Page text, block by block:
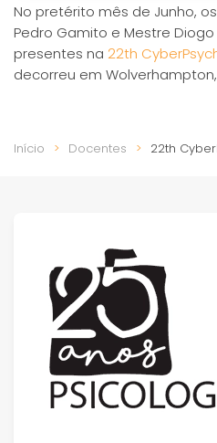
No pretérito mês de Junho,
Pedro Gamito e Mestre
presentes na 22th
decorreu em
Início Docentes 22th